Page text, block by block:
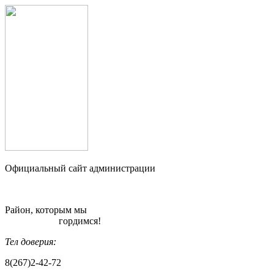
Официальный сайт администрации
Район, которым мы
гордимся!
Тел доверия:
8(267)2-42-72